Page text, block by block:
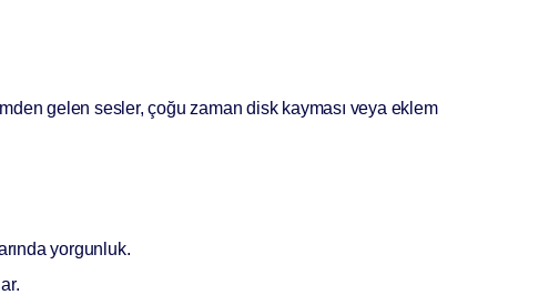
gelen sesler, çoğu zaman disk kayması veya eklem
yorgunluk.